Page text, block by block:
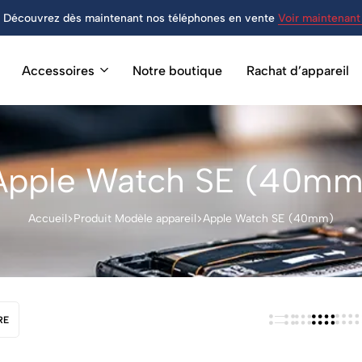
Découvrez dès maintenant nos téléphones en vente Voir maintenant
Accessoires Notre boutique Rachat d’appareil
Watch SE
Accueil Produit Modèle appareil Apple Watch SE (40mm)